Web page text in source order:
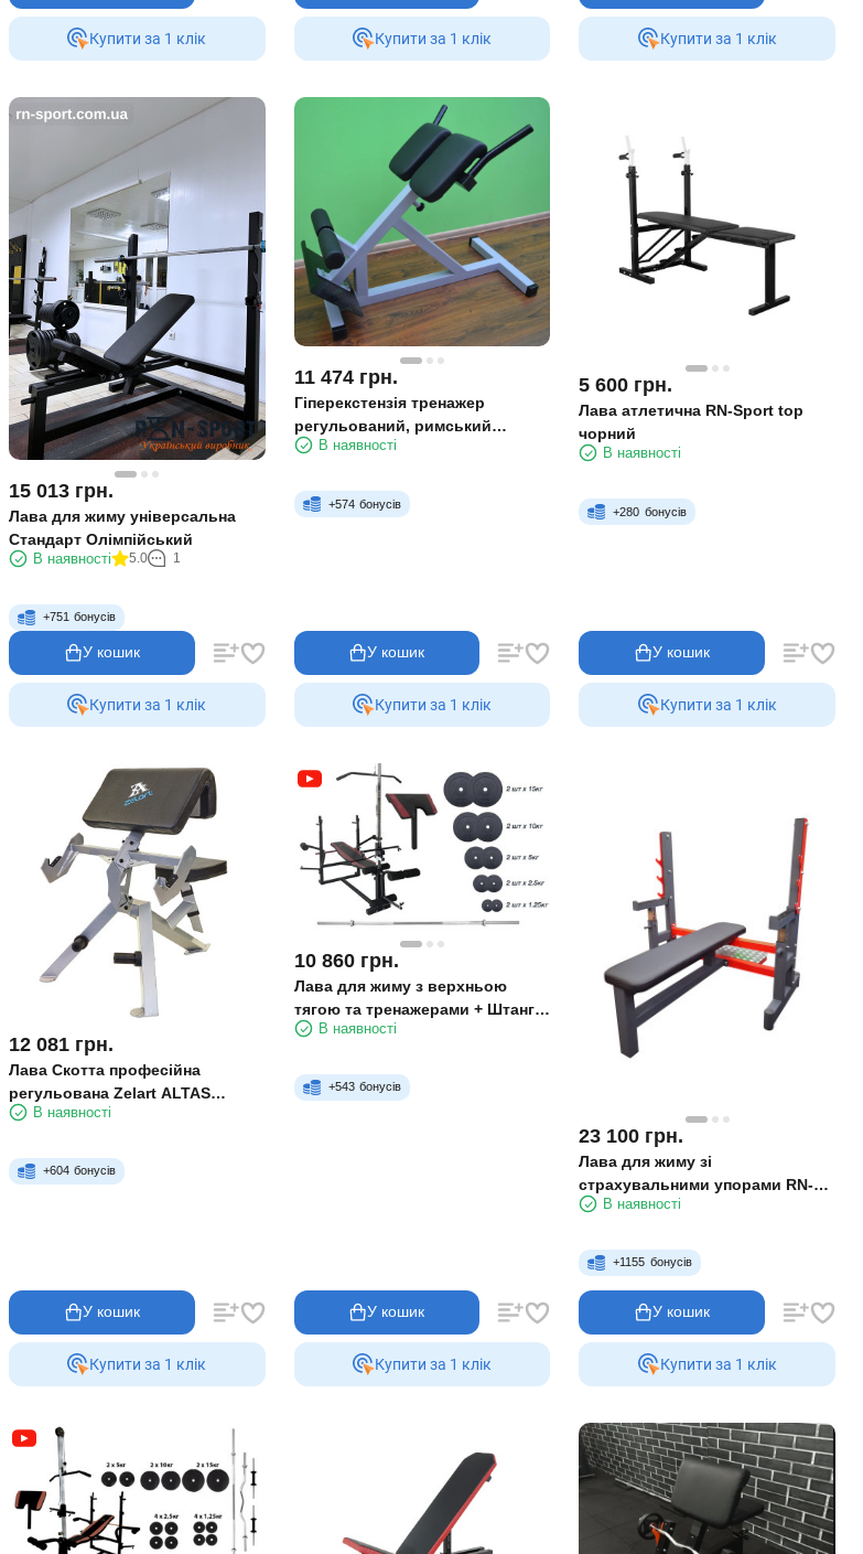
Купити за 1 клiк Купити за 1 клiк Купити за 1 клiк
15 013 грн.
Лава для жиму універсальна
Стандарт Олімпійський
В наявності 5.0 1
+751 бонусів
У кошик
Купити за 1 клiк
11 474 грн.
Гіперекстензія тренажер
регульований, римський
стілець, до 200 кг
В наявності
+574 бонусів
У кошик
Купити за 1 клiк
5 600 грн.
Лава атлетична RN-Sport top
чорний
В наявності
+280 бонусів
У кошик
Купити за 1 клiк
12 081 грн.
Лава Скотта професійна
регульована Zelart ALTAS
FITNESS AF4009
В наявності
+604 бонусів
У кошик
Купити за 1 клiк
10 860 грн.
Лава для жиму з верхньою
тягою та тренажерами + Штанга
75 кг RN-Sport
В наявності
+543 бонусів
У кошик
Купити за 1 клiк
23 100 грн.
Лава для жиму зі
страхувальними упорами RN-
SPORT imperium
В наявності
+1155 бонусів
У кошик
Купити за 1 клiк